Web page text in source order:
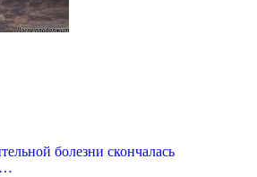
болезни скончалась